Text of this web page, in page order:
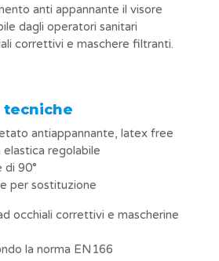
anti appannante il visore
dagli operatori sanitari
correttivi e maschere filtranti.
tecniche
antiappannante, latex free
regolabile
di 90°
per sostituzione
occhiali correttivi e mascherine
la norma EN166